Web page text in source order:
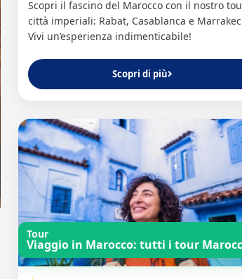
Scopri il fascino del Marocco con il nostro
città imperiali: Rabat, Casablanca e
Vivi un’esperienza indimenticabile!
Scopri di più
Tour
Viaggio in Marocco: tutti i tour